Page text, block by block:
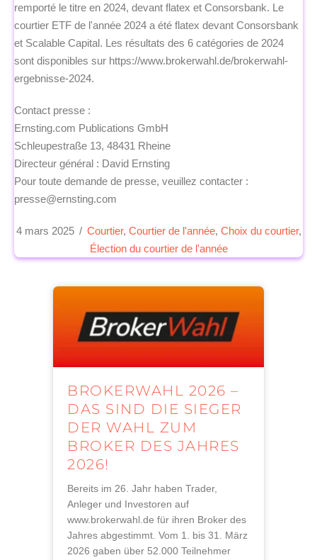
remporté le titre en 2024, devant flatex et Consorsbank. Le
courtier ETF de l'année 2024 a été flatex devant Consorsbank
et Scalable Capital. Les résultats des 6 catégories de 2024
sont disponibles sur https://www.brokerwahl.de/brokerwahl-
ergebnisse-2024.
Contact presse :
Ernsting.com Publications GmbH
Schleupestraße 13, 48431 Rheine
Directeur général : David Ernsting
Pour toute demande de presse, veuillez contacter :
presse@ernsting.com
4 mars 2025 / Courtier, Courtier de l'année, Choix du courtier,
Élection du courtier de l'année
BROKERWAHL 2026 –
DAS SIND DIE SIEGER
DER WAHL ZUM
BROKER DES JAHRES
2026!
Bereits im 26. Jahr haben Trader,
Anleger und Investoren auf
www.brokerwahl.de für ihren Broker des
Jahres abgestimmt. Vom 1. bis 31. März
2026 gaben über 52.000 Teilnehmer